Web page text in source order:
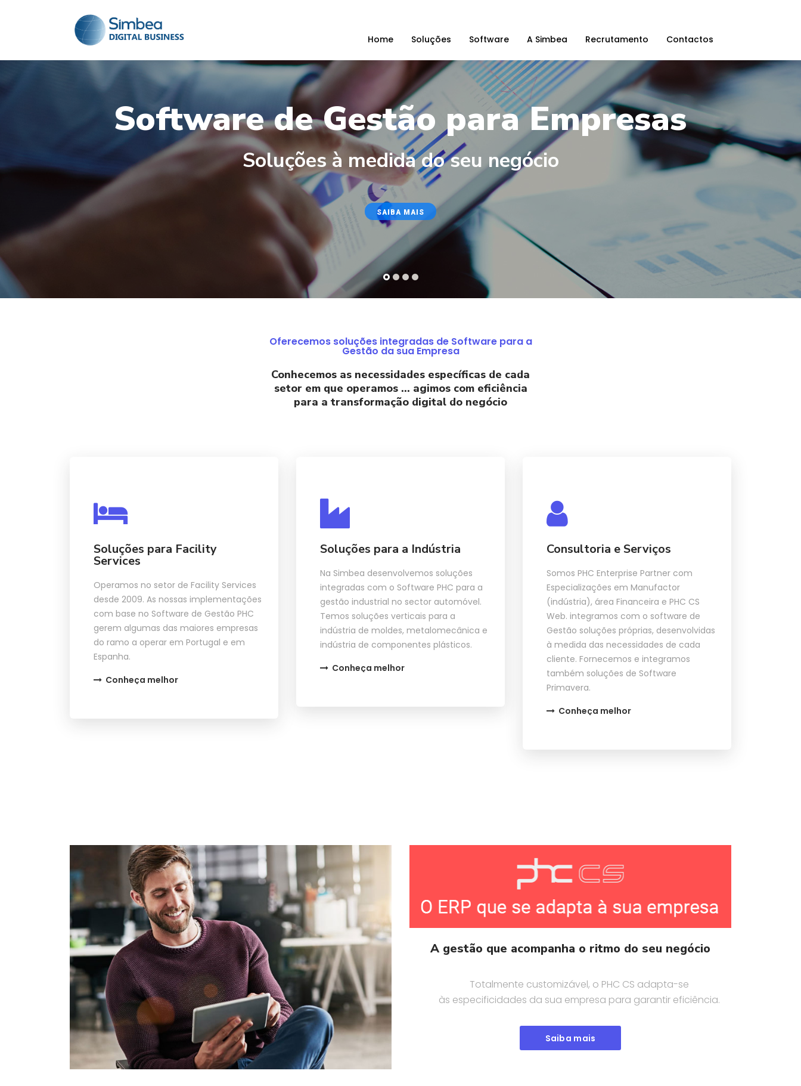
Home Soluções Software A Simbea Recrutamento Contactos
Software de Gestão para Empresas
Soluções à medida do seu negócio
SAIBA MAIS
Oferecemos soluções integradas de Software para a
Gestão da sua Empresa
Conhecemos as necessidades específicas de cada
setor em que operamos ... agimos com eficiência
para a transformação digital do negócio
Soluções para Facility
Services
Operamos no setor de Facility Services
desde 2009. As nossas implementações
com base no Software de Gestão PHC
gerem algumas das maiores empresas
do ramo a operar em Portugal e em
Espanha.
Conheça melhor
Soluções para a Indústria
Na Simbea desenvolvemos soluções
integradas com o Software PHC para a
gestão industrial no sector automóvel.
Temos soluções verticais para a
indústria de moldes, metalomecânica e
indústria de componentes plásticos.
Conheça melhor
Consultoria e Serviços
Somos PHC Enterprise Partner com
Especializações em Manufactor
(indústria), área Financeira e PHC CS
Web. integramos com o software de
Gestão soluções próprias, desenvolvidas
à medida das necessidades de cada
cliente. Fornecemos e integramos
também soluções de Software
Primavera.
Conheça melhor
A gestão que acompanha o ritmo do seu negócio
Totalmente customizável, o PHC CS adapta-se
às especificidades da sua empresa para garantir eficiência.
Saiba mais